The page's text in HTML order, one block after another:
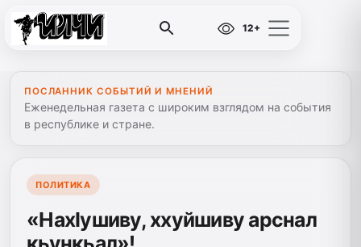
12+
ПОСЛАННИК СОБЫТИЙ И МНЕНИЙ
Еженедельная газета с широким взглядом на события
в республике и стране.
ПОЛИТИКА
«НахIушиву, ххуйшиву арснал